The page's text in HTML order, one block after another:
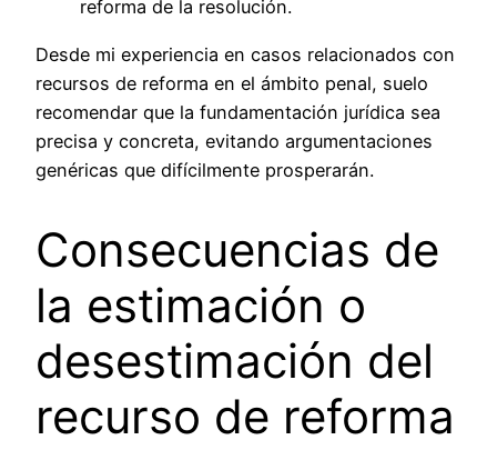
reforma de la resolución.
Desde mi experiencia en casos relacionados con
recursos de reforma en el ámbito penal, suelo
recomendar que la fundamentación jurídica sea
precisa y concreta, evitando argumentaciones
genéricas que difícilmente prosperarán.
Consecuencias de
la estimación o
desestimación del
recurso de reforma